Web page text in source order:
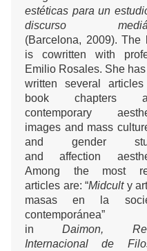
estéticas para un
discurso
(Barcelona, 2009). The
is cowritten with
Emilio Rosales. She
written several
book chapters
contemporary
images and mass
and gender
and affection
Among the most
articles are: “Midcult y
masas en la
contemporánea”
inDaimon,
Internacional de